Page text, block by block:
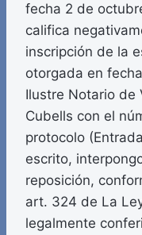
fecha 2 de
califica
inscripción de la
otorgada en
Ilustre Notario de
Cubells con el
protocolo
escrito,
reposición,
art. 324 de La
legalmente